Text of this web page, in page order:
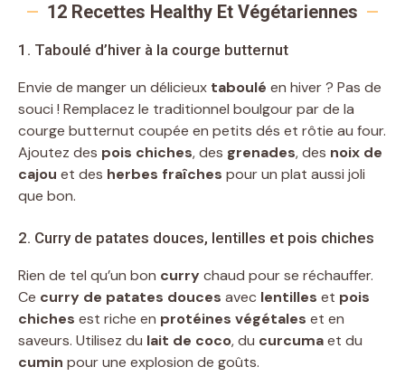
12 Recettes Healthy Et Végétariennes
1. Taboulé d’hiver à la courge butternut
Envie de manger un délicieux taboulé en hiver ? Pas de
souci ! Remplacez le traditionnel boulgour par de la
courge butternut coupée en petits dés et rôtie au four.
Ajoutez des pois chiches, des grenades, des noix de
cajou et des herbes fraîches pour un plat aussi joli
que bon.
2. Curry de patates douces, lentilles et pois chiches
Rien de tel qu’un bon currychaud pour se réchauffer.
Ce curry de patates douces avec lentilles et pois
chiches est riche en protéines végétales et en
saveurs. Utilisez du lait de coco, du curcumaet du
cumin pour une explosion de goûts.